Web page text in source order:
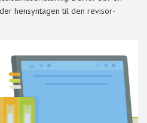
hensyntagen til den revisor­